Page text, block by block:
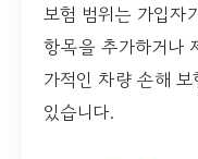
보험 범위는 가입자
항목을 추가하거나
가적인 차량 손해
있습니다.